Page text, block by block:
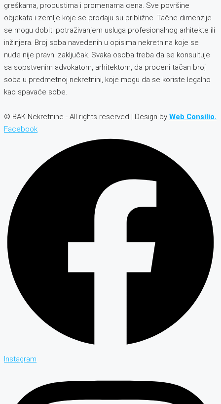
greškama, propustima i promenama cena. Sve površine
objekata i zemlje koje se prodaju su približne. Tačne dimenzije
se mogu dobiti potraživanjem usluga profesionalnog arhitekte ili
inžinjera. Broj soba navedenih u opisima nekretnina koje se
nude nije pravni zaključak. Svaka osoba treba da se konsultuje
sa sopstvenim advokatom, arhitektom, da proceni tačan broj
soba u predmetnoj nekretnini, koje mogu da se koriste legalno
kao spavaće sobe.
© BAK Nekretnine - All rights reserved | Design by Web Consilio.
Facebook
Instagram